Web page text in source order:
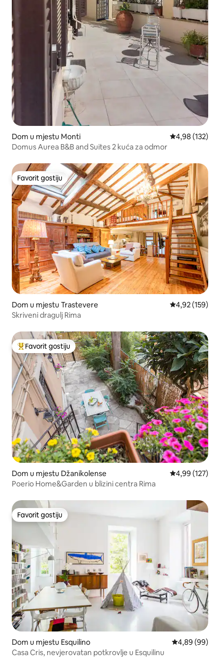
Dom u mjestu Monti Prosječna
4,98 (132)
Domus Aurea B&B and Suites 2 kuća za odmor
Favorit gostiju
Favorit gostiju
Dom u mjestu Trastevere Prosječna
4,92 (159)
Skriveni dragulj Rima
Glavni favorit gostiju
Favorit gostiju
Dom u mjestu Džanikolense Prosječna
4,99 (127)
Poerio Home&Garden u blizini centra Rima
Favorit gostiju
Favorit gostiju
Dom u mjestu Esquilino Prosječna
4,89 (99)
Casa Cris, nevjerovatan potkrovlje u Esquilinu